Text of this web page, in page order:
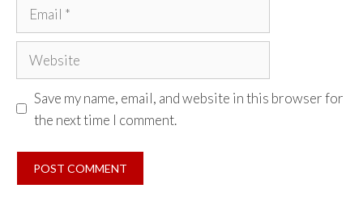
Email
Website
Save my name, email, and website in this browser for
the next time I comment.